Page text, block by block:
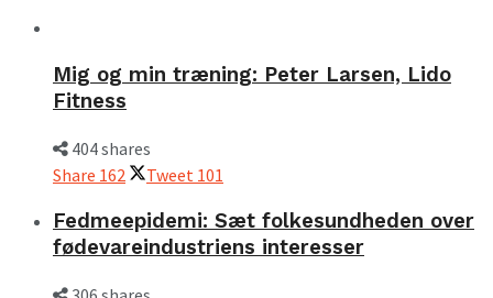
Mig og min træning: Peter Larsen, Lido
Fitness
404 shares
Share 162 Tweet 101
Fedmeepidemi: Sæt folkesundheden over
fødevareindustriens interesser